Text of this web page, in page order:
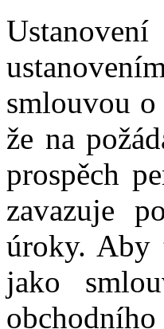
smlouvou
že na
prospěch
zavazuje
úroky. Aby
jako